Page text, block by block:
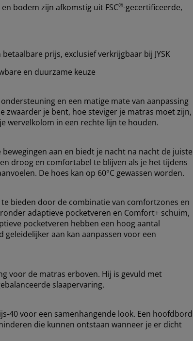
bodem zijn afkomstig uit FSC®-gecertificeerde,
prijs, exclusief verkrijgbaar bij JYSK
en duurzame keuze
en een matige mate van aanpassing
zwaarder je bent, hoe steviger je matras moet zijn,
wervelkolom in een rechte lijn te houden.
aan en biedt je nacht na nacht de juiste
droog en comfortabel te blijven als je het tijdens
De hoes kan op 60°C gewassen worden.
bieden door de combinatie van comfortzones en
adaptieve pocketveren en Comfort+ schuim,
pocketveren hebben een hoog aantal
aan kan aanpassen voor een
voor de matras erboven. Hij is gevuld met
slaapervaring.
40 voor een samenhangende look. Een hoofdbord
die kunnen ontstaan wanneer je er dicht